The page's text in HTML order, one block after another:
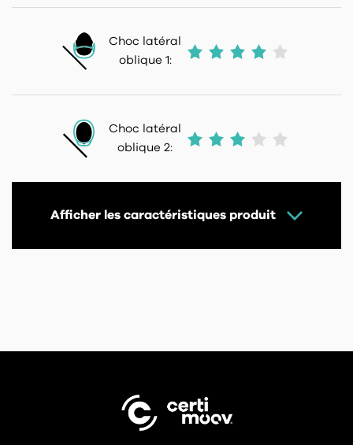
Choc latéral
oblique 1:
Choc latéral
oblique 2:
Afficher les caractéristiques produit